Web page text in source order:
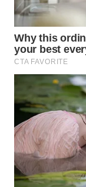
TAPANULI
TENGAH
WN DELI
SERDANG
WN
TEBING
TINGGI
WN
PAKPAK